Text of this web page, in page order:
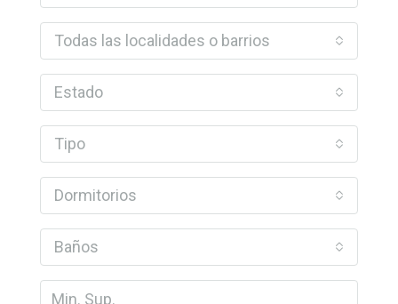
Todas las localidades o barrios
Estado
Tipo
Dormitorios
Baños